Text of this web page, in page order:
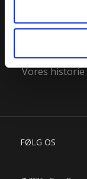
tilbage i
Organisation
Vores historie
FØLG OS